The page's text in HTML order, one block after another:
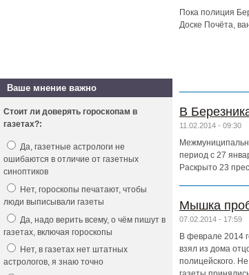
Пока полиция
Доске Почёта,
В
11.02.2014 - 09:30
период с 27
Раскрыто 23
Мышка
07.02.2014 - 17:59
В феврале 2014
взял из дома
полицейского.
Ваше мнение важно
Стоит ли доверять гороскопам в
газетах?:
Да, газетные астрологи не
ошибаются в отличие от газетных
синоптиков
Нет, гороскопы печатают, чтобы
люди выписывали газеты
Да, надо верить всему, о чём пишут в
газетах, включая гороскопы
Нет, в газетах нет штатных
астрологов, я знаю точно